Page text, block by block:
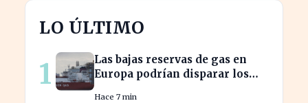
LO ÚLTIMO
1
Las bajas reservas de gas en
Europa podrían disparar los
Hace 7 min